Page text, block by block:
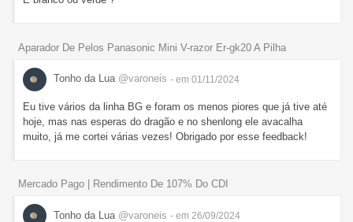
Aparador De Pelos Panasonic Mini V-razor Er-gk20 A Pilha
Tonho da Lua @varoneis - em 01/11/2024
Eu tive vários da linha BG e foram os menos piores que já tive até
hoje, mas nas esperas do dragão e no shenlong ele avacalha
muito, já me cortei várias vezes! Obrigado por esse feedback!
Mercado Pago | Rendimento De 107% Do CDI
Tonho da Lua @varoneis - em 26/09/2024